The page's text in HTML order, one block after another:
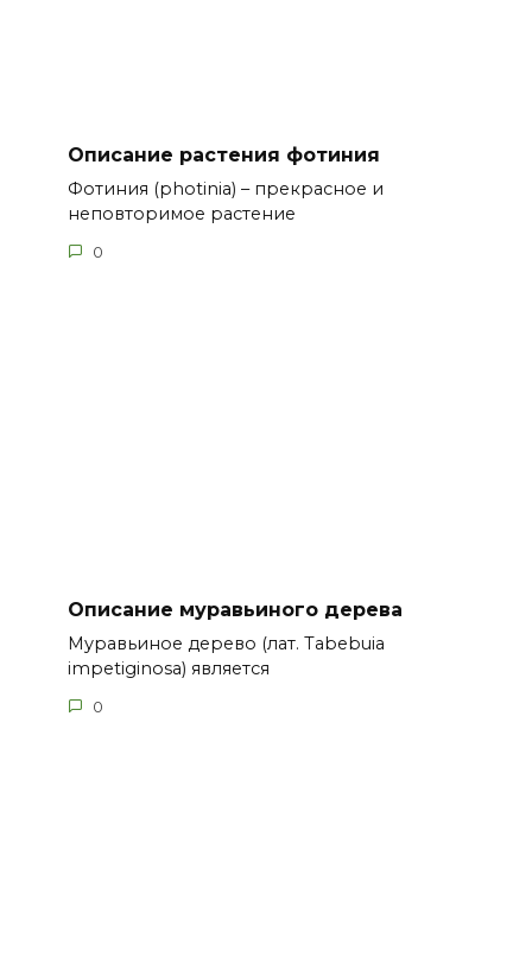
Описание растения фотиния
Фотиния (photinia) – прекрасное и
неповторимое растение
0
Описание муравьиного дерева
Муравьиное дерево (лат. Tabebuia
impetiginosa) является
0